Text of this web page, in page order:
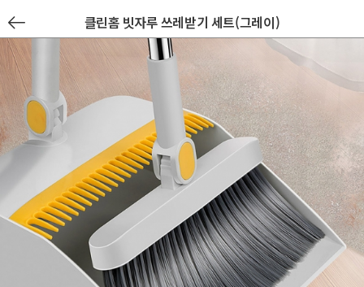
클린홈 빗자루 쓰레받기 세트(그레이)